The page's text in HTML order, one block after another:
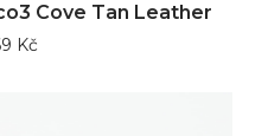
Cove Tan Leather
Kč